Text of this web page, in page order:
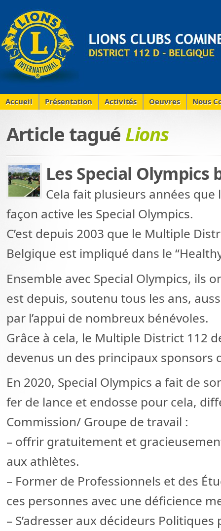
Accueil Présentation Activités Oeuvres Nous
Article tagué Lions
Les Special Olympics
Cela fait plusieurs années
façon active les Special Olympics.
C’est depuis 2003 que le Multiple
Belgique est impliqué dans le
Ensemble avec Special Olympics, ils
est depuis, soutenu tous les ans,
par l’appui de nombreux bénévoles.
Grâce à cela, le Multiple District 112
devenus un des principaux sponsors
En 2020, Special Olympics a fait de
fer de lance et endosse pour cela,
Commission/ Groupe de travail :
– offrir gratuitement et
aux athlètes.
– Former de Professionnels et des
ces personnes avec une déficience
– S’adresser aux décideurs